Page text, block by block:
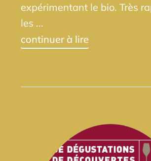
expérimentant le bio. Très
les ...
continuer à lire